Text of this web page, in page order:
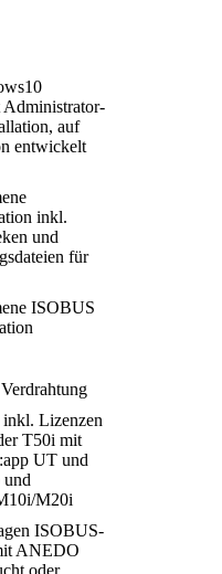
Administrator-
auf
entwickelt
inkl.
und
für
ISOBUS
Lizenzen
T50i mit
UT und
M20i
ISOBUS-
ANEDO